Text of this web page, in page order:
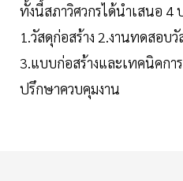
ทั้งนี้สภาวิศวกรได้นำเสนอ
1.วัสดุก่อสร้าง 2.งานทดสอ
3.แบบก่อสร้างและเทคนิคกา
ปรึกษาควบคุมงาน